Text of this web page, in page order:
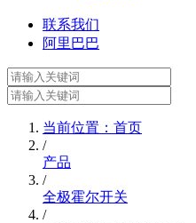
联系我们
阿里巴巴
当前位置：首页
/
产品
/
全极霍尔开关
/